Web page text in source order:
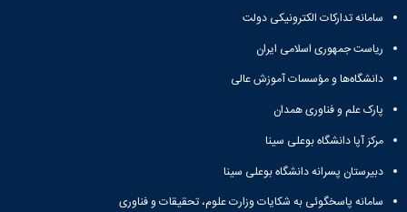
ها
فرم
های
ثبت
نام
افتخارات
کسب
نشریات
دانشگاهی
های
فرهنگی
و
سامانه تدارکات الکترونیکی دولت
ریاست جمهوری اسلامی ایران
دانشگاه‌ها و مؤسسات آموزش عالی
پارک علم و فناوری همدان
مرکز آپا دانشگاه بوعلی سینا
دبیرستان پسرانه دانشگاه بوعلی سینا
سامانه پاسخگوئی به شکایات وزارت علوم، تحقیقات و فناوری